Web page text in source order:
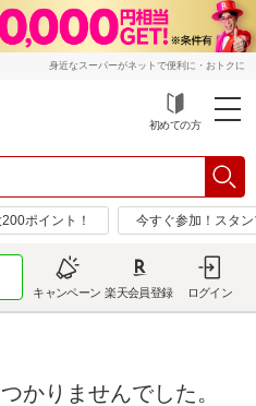
身近なスーパーがネットで便利に・おトクに
初めての方
ポイント！ 今すぐ参加！スタ
キャンペーン 楽天会員登録 ログイン
かりませんでした。